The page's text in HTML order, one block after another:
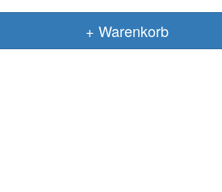
+ Warenkorb